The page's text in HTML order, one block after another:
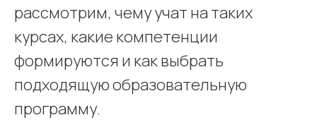
рассмотрим, чему учат на таких
курсах, какие компетенции
формируются и как выбрать
подходящую образовательную
программу.